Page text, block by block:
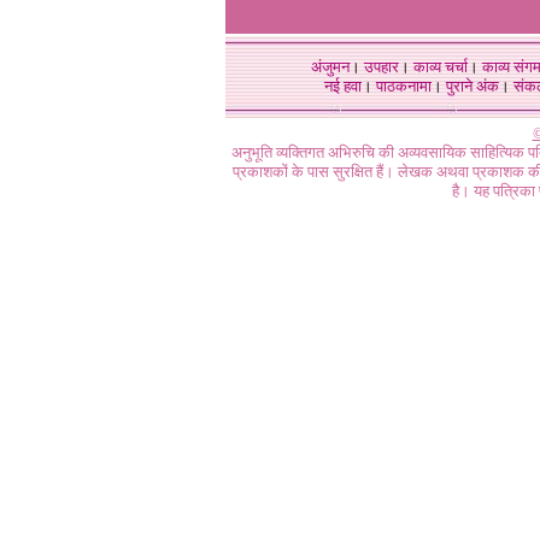
अंजुमन।उपहार।काव्य चर्चा।काव्य संगम
नई हवा। पाठकनामा। पुराने अंक।
अनुभूति व्यक्तिगत अभिरुचि की अव्यवसायिक
प्रकाशकों के पास सुरक्षित हैं। लेखक अथवा प्रकाशक की
है। यह पत्रिका